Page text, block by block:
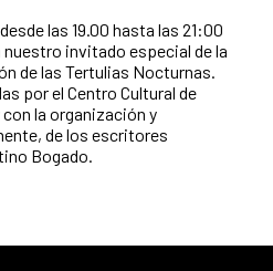
las 19.00 hasta las 21:00
invitado especial de la
de las Tertulias Nocturnas.
por el Centro Cultural de
la organización y
de los escritores
Bogado.